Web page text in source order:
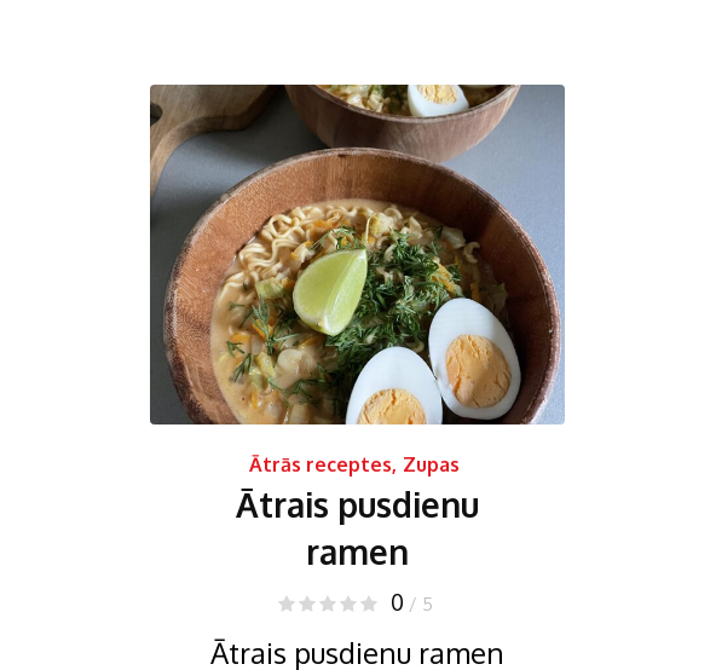
Ātrās receptes, Zupas
Ātrais pusdienu
ramen
0 / 5
Ātrais pusdienu ramen